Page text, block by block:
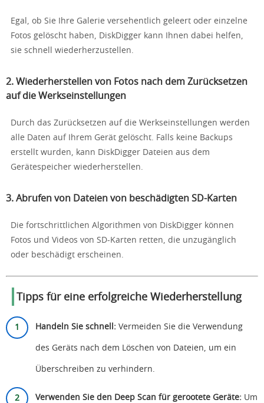
Egal, ob Sie Ihre Galerie versehentlich geleert oder einzelne
Fotos gelöscht haben, DiskDigger kann Ihnen dabei helfen,
sie schnell wiederherzustellen.
2. Wiederherstellen von Fotos nach dem Zurücksetzen
auf die Werkseinstellungen
Durch das Zurücksetzen auf die Werkseinstellungen werden
alle Daten auf Ihrem Gerät gelöscht. Falls keine Backups
erstellt wurden, kann DiskDigger Dateien aus dem
Gerätespeicher wiederherstellen.
3. Abrufen von Dateien von beschädigten SD-Karten
Die fortschrittlichen Algorithmen von DiskDigger können
Fotos und Videos von SD-Karten retten, die unzugänglich
oder beschädigt erscheinen.
Tipps für eine erfolgreiche Wiederherstellung
Handeln Sie schnell: Vermeiden Sie die Verwendung
des Geräts nach dem Löschen von Dateien, um ein
Überschreiben zu verhindern.
Verwenden Sie den Deep Scan für gerootete Geräte: Um